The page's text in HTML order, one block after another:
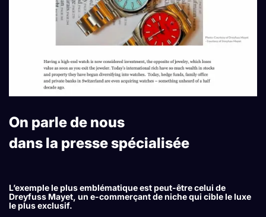
On parle de nous
dans la presse spécialisée
L’exemple le plus emblématique est peut-être celui de
Dreyfuss Mayet, un e-commerçant de niche qui cible le luxe
le plus exclusif.